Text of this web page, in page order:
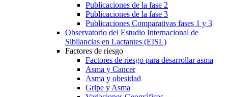
Publicaciones de la fase 2
Publicaciones de la fase 3
Publicaciones Comparativas fases 1 y 3
Observatorio del Estudio Internacional de
Sibilancias en Lactantes (EISL)
Factores de riesgo
Factores de riesgo para desarrollar asma
Asma y Cancer
Asma y obesidad
Gripe y Asma